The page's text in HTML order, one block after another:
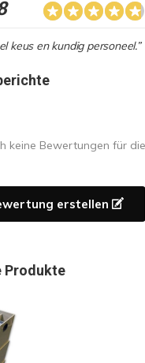
keus en kundig personeel.”
keine Bewertungen für
erstellen
Produkte